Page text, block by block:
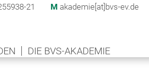
21 M akademie[at]bvs-ev.de
DIE BVS-AKADEMIE